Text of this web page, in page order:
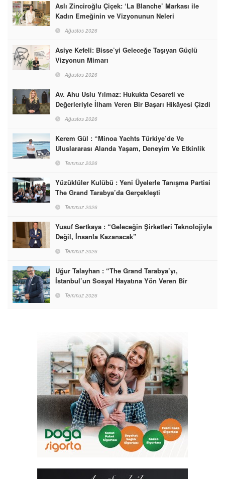
Aslı Zinciroğlu Çiçek: ‘La Blanche’ Markası ile
Kadın Emeğinin ve Vizyonunun Neleri
Başarabileceğinin En Güzel Örneğini Sunuyor
Ağustos 2026
Asiye Kefeli: Bisse’yi Geleceğe Taşıyan Güçlü
Vizyonun Mimarı
Ağustos 2026
Av. Ahu Uslu Yılmaz: Hukukta Cesareti ve
Değerleriyle İlham Veren Bir Başarı Hikâyesi Çizdi
Ağustos 2026
Kerem Gül : “Minoa Yachts Türkiye’de Ve
Uluslararası Alanda Yaşam, Deneyim Ve Etkinlik
Markası Olacak”
Temmuz 2026
Yüzüklüler Kulübü : Yeni Üyelerle Tanışma Partisi
The Grand Tarabya’da Gerçekleşti
Temmuz 2026
Yusuf Sertkaya : “Geleceğin Şirketleri Teknolojiyle
Değil, İnsanla Kazanacak”
Temmuz 2026
Uğur Talayhan : “The Grand Tarabya’yı,
İstanbul’un Sosyal Hayatına Yön Veren Bir
Destinasyon Haline Getirmeyi Hedefliyorum”
Temmuz 2026